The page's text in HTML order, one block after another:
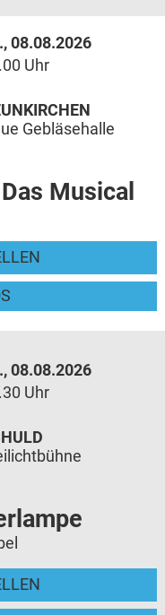
08.08.2026
Uhr
Musical
Gebläsehalle
08.08.2026
Uhr